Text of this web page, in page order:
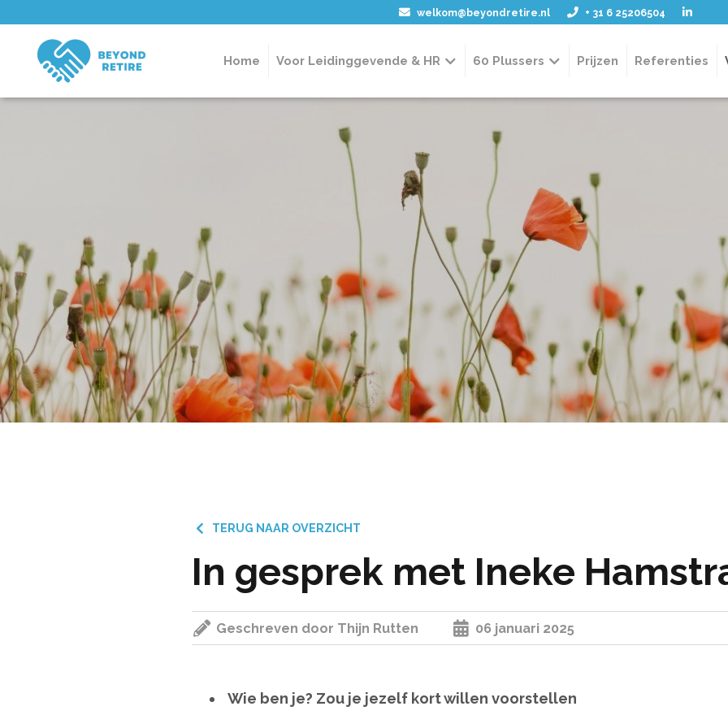
welkom@beyondretire.nl + 31 6 25206504
Home Voor Leidinggevende & HR 60 Plussers Prijzen Referenties
TERUG NAAR OVERZICHT
In gesprek met Ineke
Geschreven door Thijn Rutten 06 januari 2025
Wie ben je? Zou je jezelf kort willen voorstellen